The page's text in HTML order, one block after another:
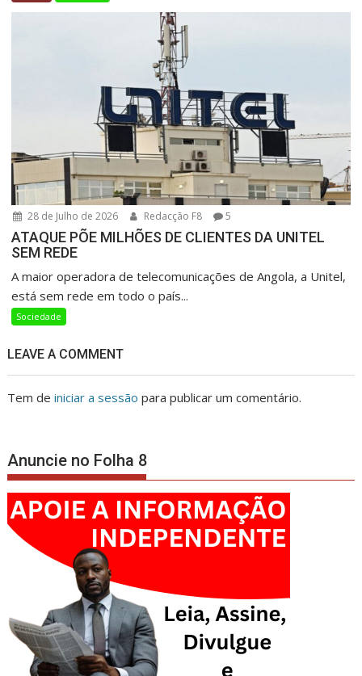
28 de Julho de 2026 Redacção F8 5
ATAQUE PÕE MILHÕES DE CLIENTES DA UNITEL
SEM REDE
A maior operadora de telecomunicações de Angola, a Unitel,
está sem rede em todo o país...
Sociedade
LEAVE A COMMENT
Tem deiniciar a sessão para publicar um comentário.
Anuncie no Folha 8